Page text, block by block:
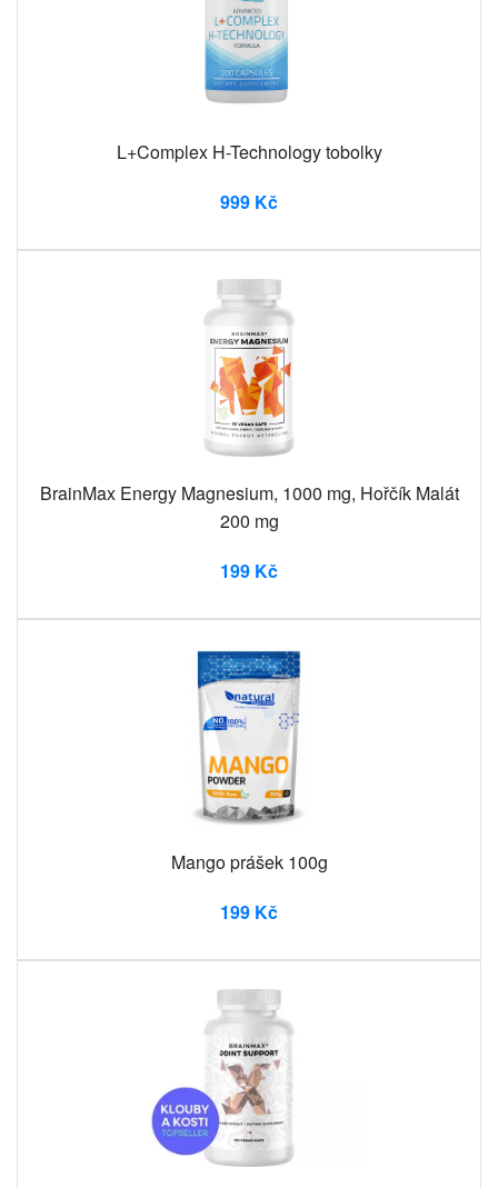
L+Complex H-Technology tobolky
999 Kč
BrainMax Energy Magnesium, 1000 mg, Hořčík Malát
200 mg
199 Kč
Mango prášek 100g
199 Kč